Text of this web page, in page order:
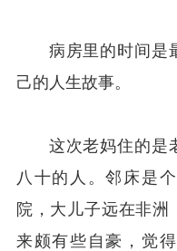
病房里的时间是
己的人生故事。
这次老妈住的是
八十的人。邻床是
院，大儿子远在非洲
来颇有些自豪，觉